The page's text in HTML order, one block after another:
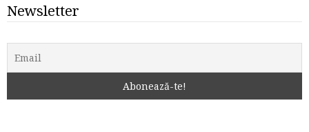
Newsletter